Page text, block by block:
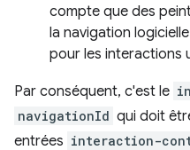
compte que des
la navigation
pour les interactions
Par conséquent, c'est le
navigationId qui doit
entrées interaction-